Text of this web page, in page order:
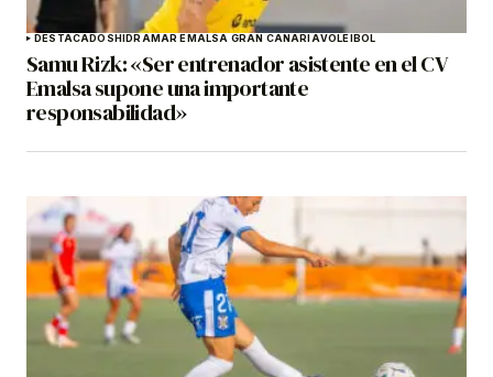
DESTACADOSHIDRAMAR EMALSA GRAN CANARIAVOLEIBOL
Samu Rizk: «Ser entrenador asistente en el CV
Emalsa supone una importante
responsabilidad»